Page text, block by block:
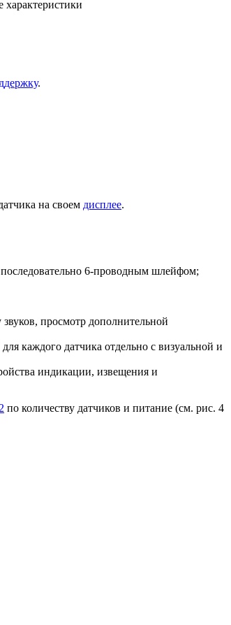
ха­рак­те­ри­сти­ки
.
на своем дисплее.
6-проводным шлейфом;
просмотр дополнительной
каждого датчика отдельно с визуальной и
индикации, извещения и
по количеству датчиков и питание (см. рис. 4